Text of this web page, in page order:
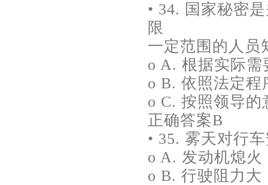
• 34. 国家秘密
限
一定范围的人员
o A. 根据实际需
o B. 依照法定程
o C. 按照领导的
正确答案B
• 35. 雾天对行
o A. 发动机熄火
o B. 行驶阻力大